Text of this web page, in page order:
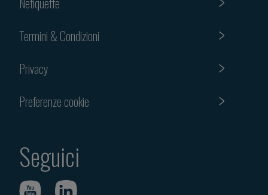
Termini & Condizioni
Privacy
Preferenze cookie
Seguici